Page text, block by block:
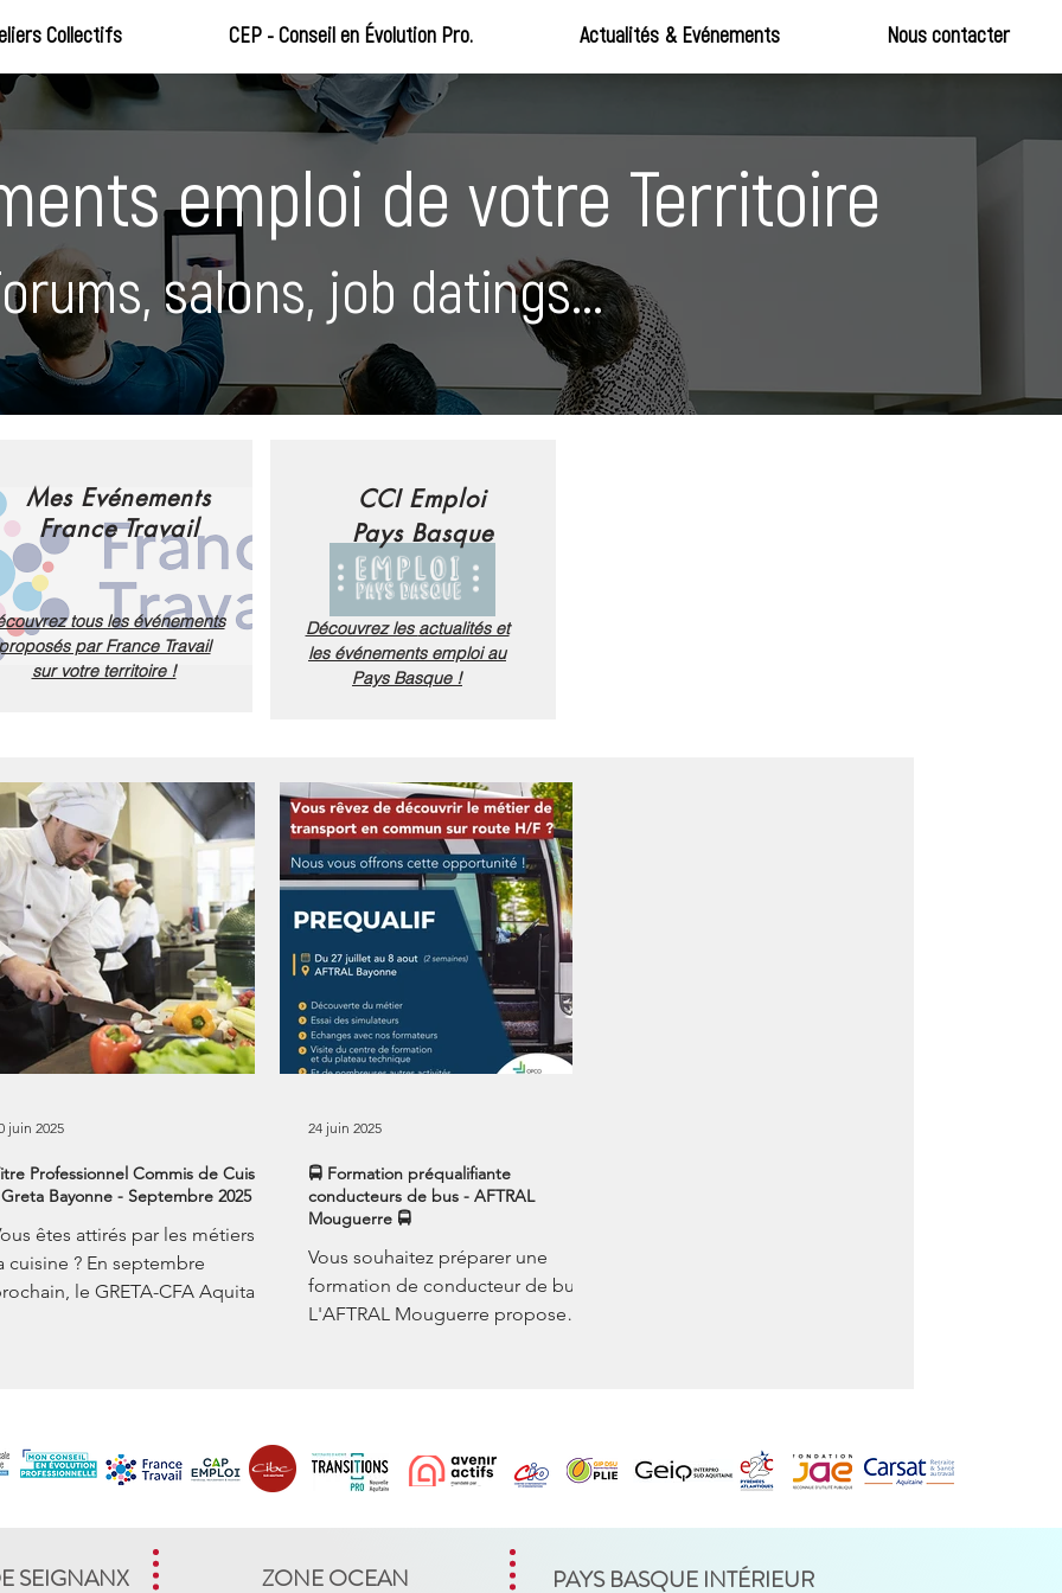
Collectifs CEP - Conseil en Évolution Pro. Actualités & Evénements Nous contacter
emploi de votre Territoire
salons, job datings...
Mes Evénements
France Travail
tous les événements
par France Travail
sur votre territoire !
CCI Emploi
Pays Basque
Découvrez les actualités et
les événements emploi au
Pays Basque !
Professionnel Commis de Cuisine
Bayonne - Septembre 2025
êtes attirés par les métiers de
cuisine ? En septembre
le GRETA-CFA Aquitaine
juin 2025
🚍 Formation préqualifiante
conducteurs de bus - AFTRAL
Mouguerre 🚍
Vous souhaitez préparer une
formation de conducteur de bus ?
L'AFTRAL Mouguerre propose
24 juin 2025
SEIGNANX ZONE OCEAN PAYS BASQUE INTÉRIEUR